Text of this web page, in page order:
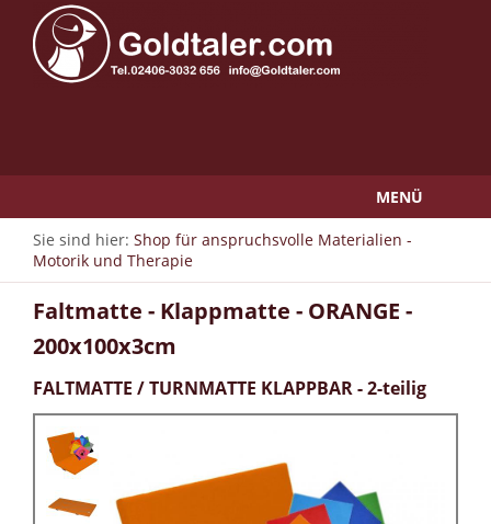
MENÜ
Sie sind hier: Shop für anspruchsvolle Materialien -
Motorik und Therapie
Faltmatte - Klappmatte - ORANGE -
200x100x3cm
FALTMATTE / TURNMATTE KLAPPBAR - 2-teilig